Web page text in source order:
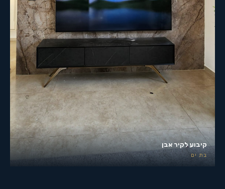
קיבוע לקיר אבן
בת ים